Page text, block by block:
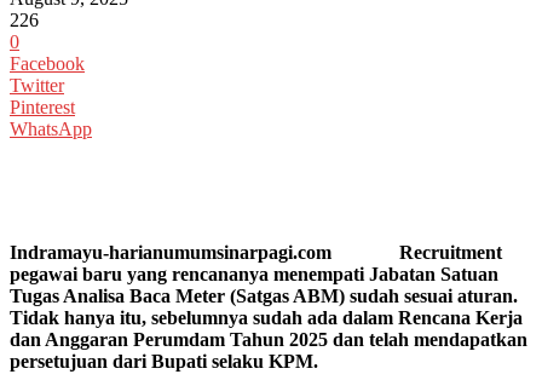
226
0
Facebook
Twitter
Pinterest
WhatsApp
Indramayu-harianumumsinarpagi.com Recruitment
pegawai baru yang rencananya menempati Jabatan Satuan
Tugas Analisa Baca Meter (Satgas ABM) sudah sesuai aturan.
Tidak hanya itu, sebelumnya sudah ada dalam Rencana Kerja
dan Anggaran Perumdam Tahun 2025 dan telah mendapatkan
persetujuan dari Bupati selaku KPM.